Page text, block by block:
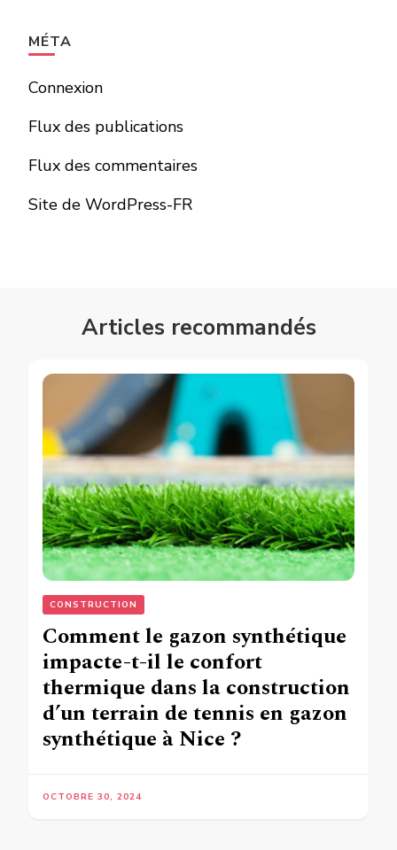
MÉTA
Connexion
Flux des publications
Flux des commentaires
Site de WordPress-FR
Articles recommandés
CONSTRUCTION
Comment le gazon synthétique
impacte-t-il le confort
thermique dans la construction
d’un terrain de tennis en gazon
synthétique à Nice ?
OCTOBRE 30, 2024